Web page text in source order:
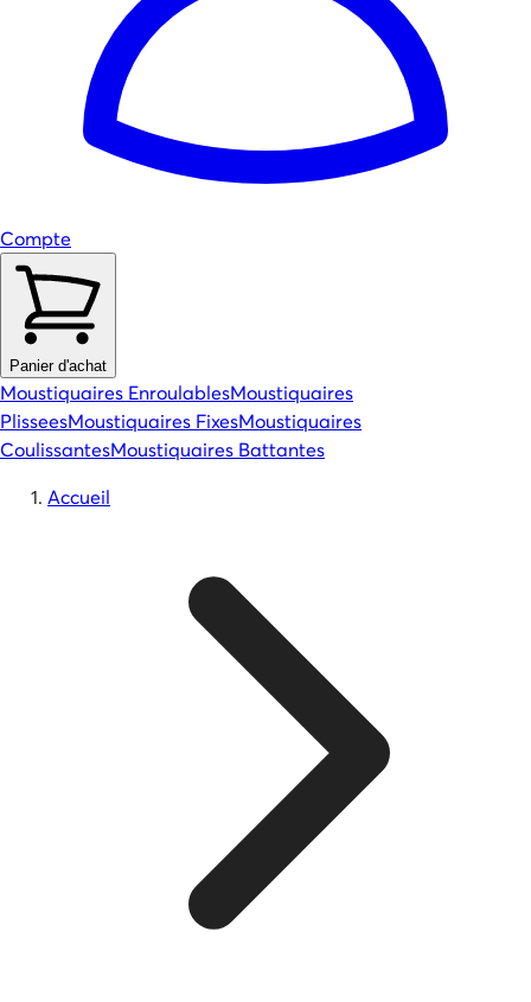
Compte
Panier d'achat
Moustiquaires EnroulablesMoustiquaires
PlisseesMoustiquaires FixesMoustiquaires
CoulissantesMoustiquaires Battantes
Accueil